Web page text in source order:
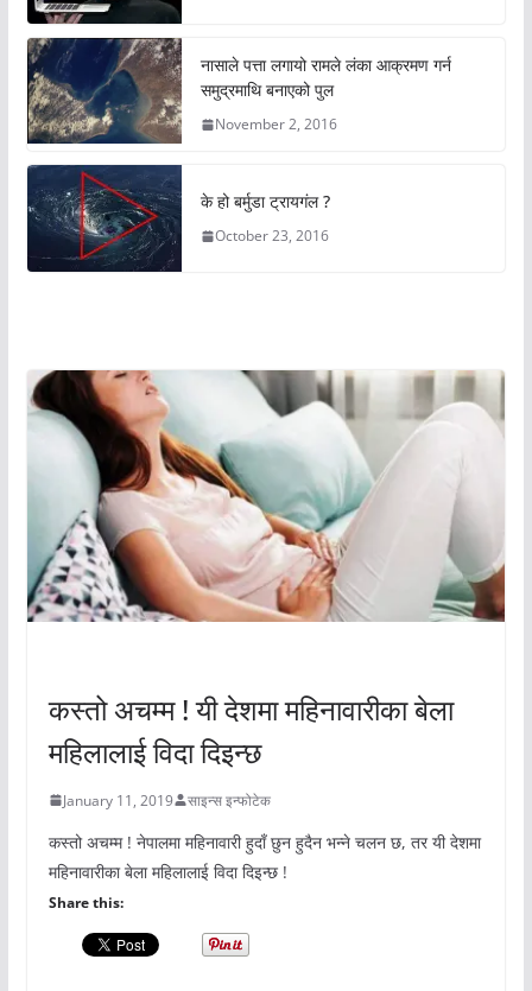
नासाले पत्ता लगायो रामले लंका आक्रमण गर्न
समुद्रमाथि बनाएको पुल
November 2, 2016
के हो बर्मुडा ट्रायगंल ?
October 23, 2016
कस्तो अचम्म ! यी देशमा महिनावारीका बेला
महिलालाई विदा दिइन्छ
January 11, 2019 साइन्स इन्फोटेक
कस्तो अचम्म ! नेपालमा महिनावारी हुदाँ छुन हुदैन भन्ने चलन छ, तर यी देशमा
महिनावारीका बेला महिलालाई विदा दिइन्छ !
Share this: